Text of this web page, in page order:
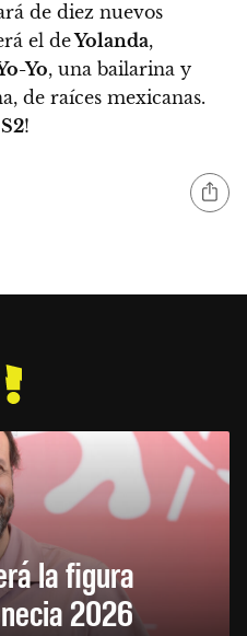
de diez nuevos
el deYolanda,
Yo, una bailarina y
de raíces mexicanas.
S2!
la figura
2026